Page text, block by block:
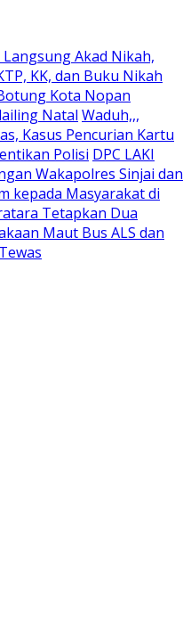
Akad Nikah,
KK, dan Buku Nikah
Kota Nopan
Natal Waduh,,,
Kasus Pencurian Kartu
Polisi DPC LAKI
Wakapolres Sinjai dan
kepada Masyarakat di
Tetapkan Dua
Maut Bus ALS dan